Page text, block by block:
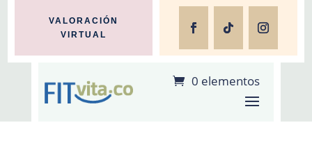
VALORACIÓN
VIRTUAL
0 elementos